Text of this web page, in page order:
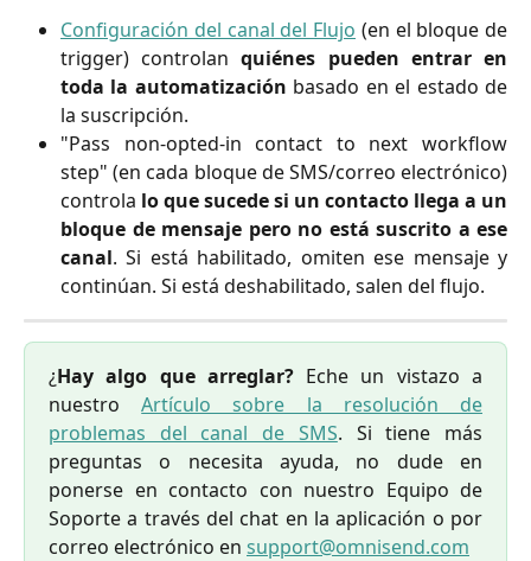
Configuración del canal del Flujo (en el bloque de
trigger) controlanquiénes pueden entrar en
toda la automatización basado en el estado de
la suscripción.
"Pass non-opted-in contact to next workflow
step" (en cada bloque de SMS/correo electrónico)
controla lo que sucede si un contacto llega a un
bloque de mensaje pero no está suscrito a ese
canal. Si está habilitado, omiten ese mensaje y
continúan. Si está deshabilitado, salen del flujo.
¿Hay algo que arreglar?Eche un vistazo a
nuestroArtículo sobre la resolución de
problemas del canal de SMS. Si tiene más
preguntas o necesita ayuda, no dude en
ponerse en contacto con nuestro Equipo de
Soporte a través del chat en la aplicación o por
correo electrónico en support@omnisend.com